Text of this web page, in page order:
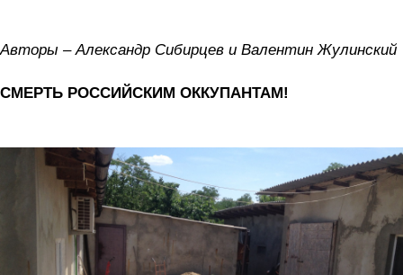
Авторы – Александр Сибирцев и Валентин Жулинский
СМЕРТЬ РОССИЙСКИМ ОККУПАНТАМ!